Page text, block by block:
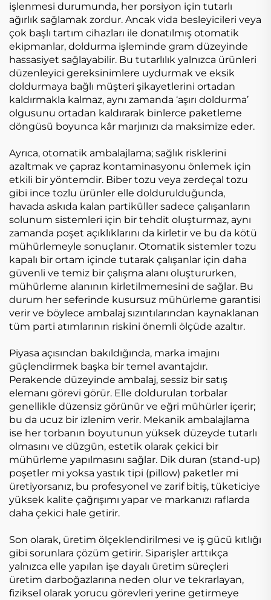
işlenmesi durumunda, her porsiyon için tutarlı
ağırlık sağlamak zordur. Ancak vida besleyicileri veya
çok başlı tartım cihazları ile donatılmış otomatik
ekipmanlar, doldurma işleminde gram düzeyinde
hassasiyet sağlayabilir. Bu tutarlılık yalnızca ürünleri
düzenleyici gereksinimlere uydurmak ve eksik
doldurmaya bağlı müşteri şikayetlerini ortadan
kaldırmakla kalmaz, aynı zamanda ‘aşırı doldurma’
olgusunu ortadan kaldırarak binlerce paketleme
döngüsü boyunca kâr marjınızı da maksimize eder.
Ayrıca, otomatik ambalajlama; sağlık risklerini
azaltmak ve çapraz kontaminasyonu önlemek için
etkili bir yöntemdir. Biber tozu veya zerdeçal tozu
gibi ince tozlu ürünler elle doldurulduğunda,
havada askıda kalan partiküller sadece çalışanların
solunum sistemleri için bir tehdit oluşturmaz, aynı
zamanda poşet açıklıklarını da kirletir ve bu da kötü
mühürlemeyle sonuçlanır. Otomatik sistemler tozu
kapalı bir ortam içinde tutarak çalışanlar için daha
güvenli ve temiz bir çalışma alanı oluştururken,
mühürleme alanının kirletilmemesini de sağlar. Bu
durum her seferinde kusursuz mühürleme garantisi
verir ve böylece ambalaj sızıntılarından kaynaklanan
tüm parti atımlarının riskini önemli ölçüde azaltır.
Piyasa açısından bakıldığında, marka imajını
güçlendirmek başka bir temel avantajdır.
Perakende düzeyinde ambalaj, sessiz bir satış
elemanı görevi görür. Elle doldurulan torbalar
genellikle düzensiz görünür ve eğri mühürler içerir;
bu da ucuz bir izlenim verir. Mekanik ambalajlama
ise her torbanın boyutunun yüksek düzeyde tutarlı
olmasını ve düzgün, estetik olarak çekici bir
mühürleme yapılmasını sağlar. Dik duran (stand-up)
poşetler mi yoksa yastık tipi (pillow) paketler mi
üretiyorsanız, bu profesyonel ve zarif bitiş, tüketiciye
yüksek kalite çağrışımı yapar ve markanızı raflarda
daha çekici hale getirir.
Son olarak, üretim ölçeklendirilmesi ve iş gücü kıtlığı
gibi sorunlara çözüm getirir. Siparişler arttıkça
yalnızca elle yapılan işe dayalı üretim süreçleri
üretim darboğazlarına neden olur ve tekrarlayan,
fiziksel olarak yorucu görevleri yerine getirmeye